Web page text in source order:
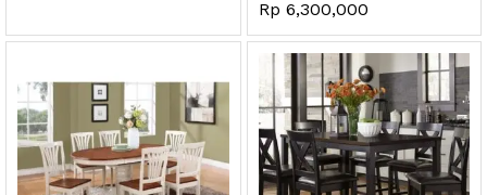
Rp 6,300,000